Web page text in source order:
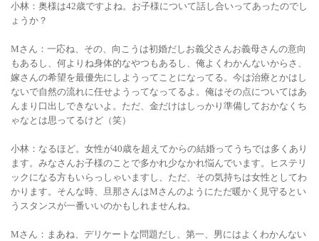
小林：奥様は42歳ですよね。お子様について話し合いってあったのでし
ょうか？
Mさん：一応ね、その、向こうは初婚だしお義父さんお義母さんの意向
もあるし、何よりね身体的なやつもあるし、俺よくわかんないからさ、
嫁さんの希望を最優先にしようってことになってる。今は治療とかはし
ないで自然の流れに任せようってなってるよ。俺はその点についてはあ
んまり口出しできないよ。ただ、金だけはしっかり準備しておかなくち
ゃなとは思ってるけど（笑）
小林：なるほど。女性が40歳を超えてからの結婚ってうちでは多くあり
ます。みなさんお子様のことで多かれ少なかれ悩んでいます。ヒステリ
ックになる方もいらっしゃいますし、ただ、その気持ちは女性としてわ
かります。そんな時、旦那さんはMさんのようにただ暖かく見守るとい
うスタンスが一番いいのかもしれませんね。
Mさん：まあね、デリケートな問題だし、第一、男にはよくわかんない